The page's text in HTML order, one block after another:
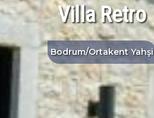
Villa Retro
Bodrum/Ortakent Yahşi